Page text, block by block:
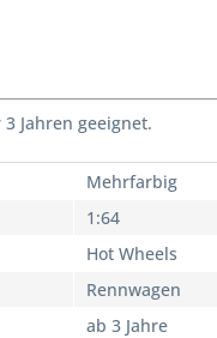
Jahren geeignet.
Mehrfarbig
1:64
Hot Wheels
Rennwagen
ab 3 Jahre